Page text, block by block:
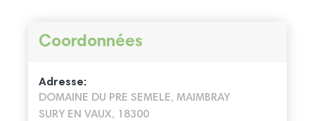
Coordonnées
Adresse:
DOMAINE DU PRE SEMELE, MAIMBRAY
SURY EN VAUX, 18300